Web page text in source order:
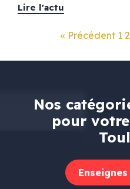
Lire l'actu
« Précédent 1 2
Nos
pour